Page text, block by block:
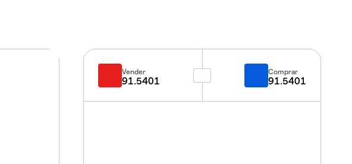
Vender
91.5401
Comprar
91.5401